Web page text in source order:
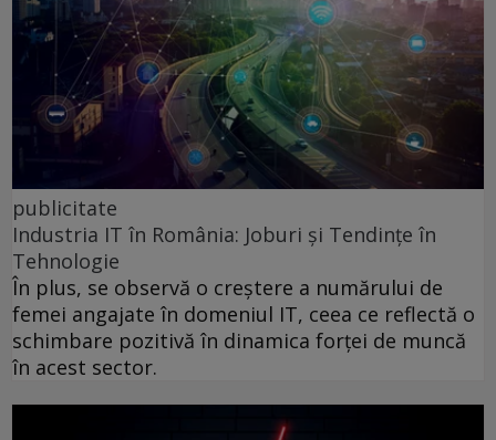
publicitate
Industria IT în România: Joburi și Tendințe în
Tehnologie
În plus, se observă o creștere a numărului de
femei angajate în domeniul IT, ceea ce reflectă o
schimbare pozitivă în dinamica forței de muncă
în acest sector.